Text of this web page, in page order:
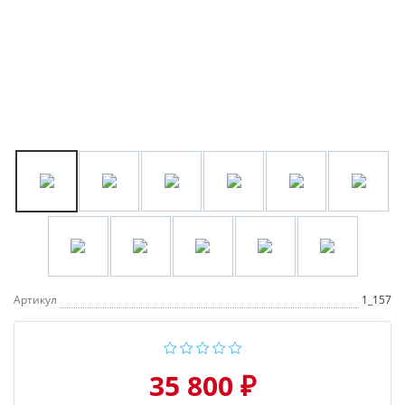
Артикул 1_157
35 800 ₽